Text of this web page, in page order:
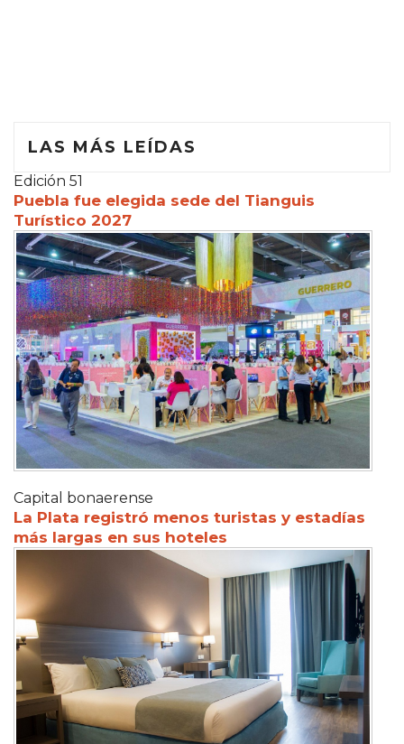
LAS MÁS LEÍDAS
Edición 51
Puebla fue elegida sede del Tianguis
Turístico 2027
Capital bonaerense
La Plata registró menos turistas y estadías
más largas en sus hoteles